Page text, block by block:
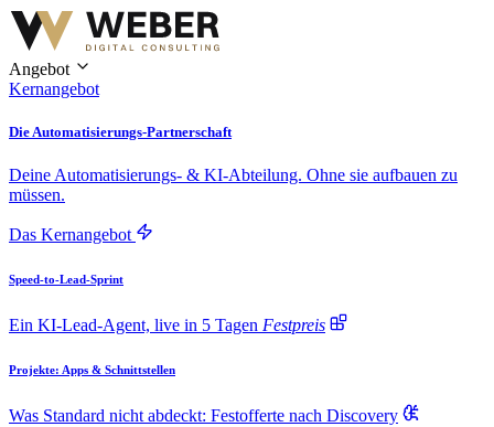
Angebot
Kernangebot
Die Automatisierungs-Partnerschaft
Deine Automatisierungs- & KI-Abteilung. Ohne sie aufbauen zu
müssen.
Das Kernangebot
Speed-to-Lead-Sprint
Ein KI-Lead-Agent, live in 5 Tagen Festpreis
Projekte: Apps & Schnittstellen
Was Standard nicht abdeckt: Festofferte nach Discovery